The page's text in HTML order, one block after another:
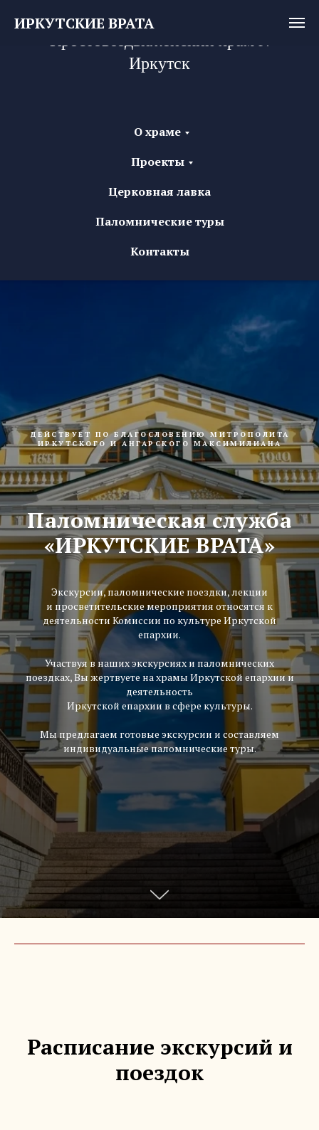
Крестовоздвиженский храм г.
Иркутск
О храме
Проекты
Церковная лавка
Паломнические туры
Контакты
ИРКУТСКИЕ ВРАТА
ДЕЙСТВУЕТ ПО БЛАГОСЛОВЕНИЮ МИТРОПОЛИТА
ИРКУТСКОГО И АНГАРСКОГО МАКСИМИЛИАНА
Паломническая служба
«ИРКУТСКИЕ ВРАТА»
Экскурсии, паломнические поездки, лекции
и просветительские мероприятия относятся к
деятельности Комиссии по культуре Иркутской
епархии.
Участвуя в наших экскурсиях и паломнических
поездках, Вы жертвуете на храмы Иркутской епархии и
деятельность
Иркутской епархии в сфере культуры.
Мы предлагаем готовые экскурсии и составляем
индивидуальные паломнические туры.
Расписание экскурсий и
поездок